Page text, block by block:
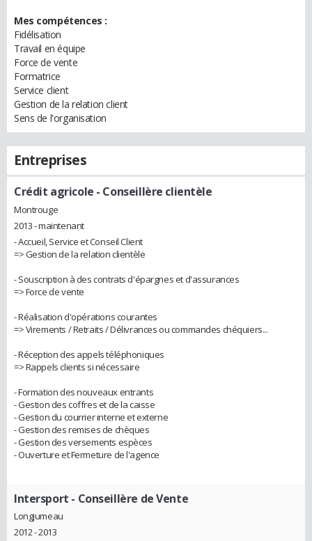
Mes compétences :
Fidélisation
Travail en équipe
Force de vente
Formatrice
Service client
Gestion de la relation client
Sens de l'organisation
Entreprises
Crédit agricole - Conseillère clientèle
Montrouge
2013 - maintenant
- Accueil, Service et Conseil Client
=> Gestion de la relation clientèle
- Souscription à des contrats d'épargnes et d'assurances
=> Force de vente
- Réalisation d'opérations courantes
=> Virements / Retraits / Délivrances ou commandes chéquiers...
- Réception des appels téléphoniques
=> Rappels clients si nécessaire
- Formation des nouveaux entrants
- Gestion des coffres et de la caisse
- Gestion du courrier interne et externe
- Gestion des remises de chèques
- Gestion des versements espèces
- Ouverture et Fermeture de l'agence
Intersport - Conseillère de Vente
Longjumeau
2012 - 2013